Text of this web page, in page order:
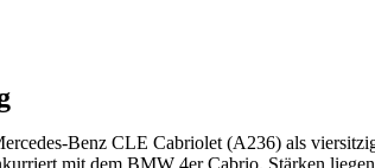
Benz CLE Cabriolet (A236) als